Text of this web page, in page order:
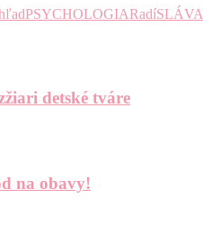
PSYCHOLOGIARadíSLÁVA
detské tváre
na obavy!